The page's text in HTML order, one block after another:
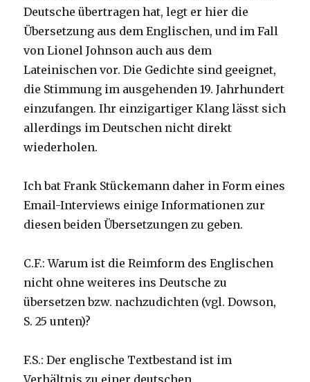
Deutsche übertragen hat, legt er hier die
Übersetzung aus dem Englischen, und im Fall
von Lionel Johnson auch aus dem
Lateinischen vor. Die Gedichte sind geeignet,
die Stimmung im ausgehenden 19. Jahrhundert
einzufangen. Ihr einzigartiger Klang lässt sich
allerdings im Deutschen nicht direkt
wiederholen.
Ich bat Frank Stückemann daher in Form eines
Email-Interviews einige Informationen zur
diesen beiden Übersetzungen zu geben.
C.F.: Warum ist die Reimform des Englischen
nicht ohne weiteres ins Deutsche zu
übersetzen bzw. nachzudichten (vgl. Dowson,
S. 25 unten)?
F.S.: Der englische Textbestand ist im
Verhältnis zu einer deutschen